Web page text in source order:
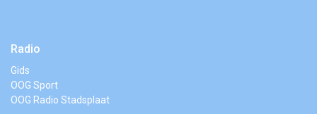
Radio
Gids
OOG Sport
OOG Radio Stadsplaat